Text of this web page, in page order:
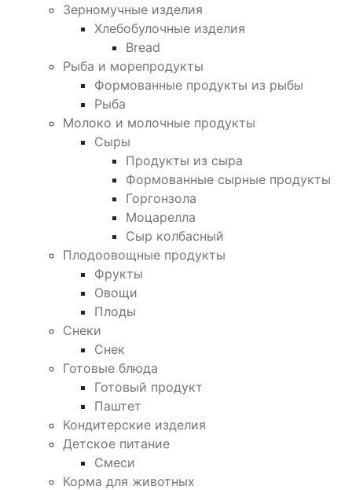
Зерномучные изделия
Хлебобулочные изделия
Bread
Рыба и морепродукты
Формованные продукты из рыбы
Рыба
Молоко и молочные продукты
Сыры
Продукты из сыра
Формованные сырные продукты
Горгонзола
Моцарелла
Сыр колбасный
Плодоовощные продукты
Фрукты
Овощи
Плоды
Снеки
Снек
Готовые блюда
Готовый продукт
Паштет
Кондитерские изделия
Детское питание
Смеси
Корма для животных